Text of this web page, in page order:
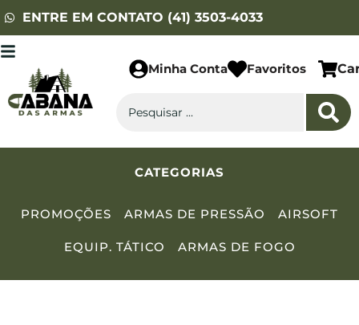
ENTRE EM CONTATO (41) 3503-4033
Minha Conta Favoritos
CATEGORIAS
PROMOÇÕES ARMAS DE PRESSÃO AIRSOFT
EQUIP. TÁTICO ARMAS DE FOGO